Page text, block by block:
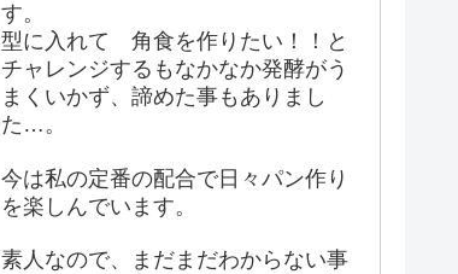
す。
型に入れて 角食を作りたい！！と
チャレンジするもなかなか発酵がう
まくいかず、諦めた事もありまし
た…。
今は私の定番の配合で日々パン作り
を楽しんでいます。
素人なので、まだまだわからない事